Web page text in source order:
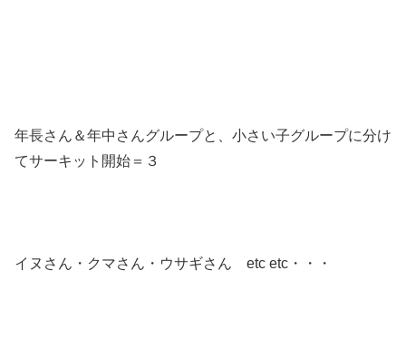
年長さん＆年中さんグループと、小さい子グループに分け
てサーキット開始＝３
イヌさん・クマさん・ウサギさん etc etc・・・